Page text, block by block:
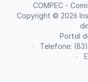
Portal
Telefone:
COMPEC -
Copyright © 2026